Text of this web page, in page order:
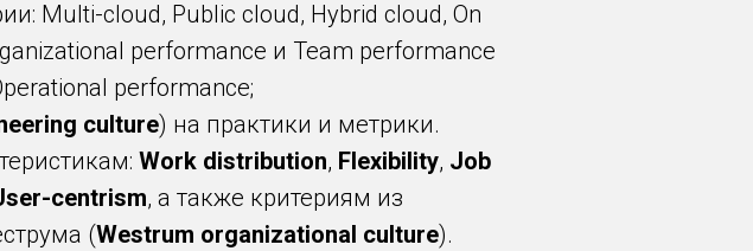
Multi-cloud, Public cloud, Hybrid cloud, On
performance и Team performance
performance;
culture) на практики и метрики.
Work distribution, Flexibility, Job
centrism, а также критериям из
(Westrum organizational culture).